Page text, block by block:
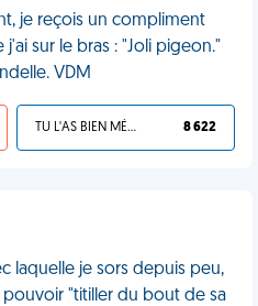
je reçois un compliment
sur le bras : "Joli pigeon."
VDM
TU L'AS BIEN MÉRITÉ 8 622
laquelle je sors depuis peu,
"titiller du bout de sa